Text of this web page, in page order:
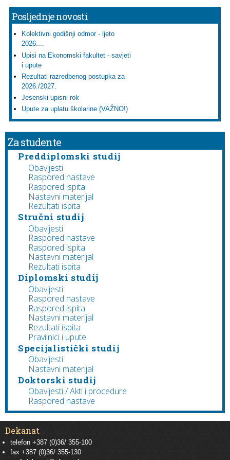
Posljednje novosti
Kolektivni godišnji odmor - ljeto
2026....
Upisi na Ekonomski fakultet - savjeti
i upute
Rezultati razredbenog postupka za
2026./2027.
Jesenski upisni rok
Upute za uplatu školarine (VAŽNO!)
Za studente
Preddiplomski studij
Obavijesti
Raspored nastave
Raspored ispita
Nastavni materijal
Rezultati ispita
Stručni studij
Obavijesti
Raspored nastave
Raspored ispita
Nastavni materijal
Rezultati ispita
Diplomski studij
Obavijesti
Raspored nastave
Raspored ispita
Nastavni materijal
Rezultati ispita
Pravilnici i upute
Specijalistički studij
Obavijesti
Nastavni materijal
Doktorski studij
Obavijesti / Akti i procedure
Raspored nastave
Dekanat
telefon +387 (0)36/ 355-100
fax +387 (0)36/ 355-130